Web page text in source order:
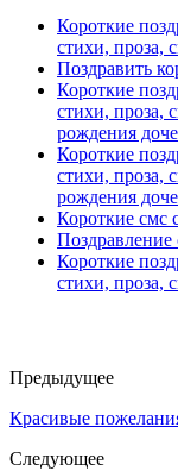
Короткие
стихи, проза,
Поздравить
Короткие
стихи, проза,
рождения
Короткие
стихи, проза,
рождения
Короткие смс
Поздравление
Короткие
стихи, проза,
Предыдущее
Красивые
Следующее